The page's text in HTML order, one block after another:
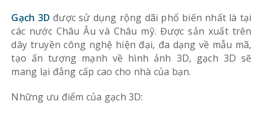
Gạch 3D được sử dụng rộng dãi phổ biến nhất là tại
các nước Châu Âu và Châu mỹ. Được sản xuất trên
dây truyền công nghệ hiện đại, đa dạng về mẫu mã,
tạo ấn tượng mạnh về hình ảnh 3D, gạch 3D sẽ
mang lại đẳng cấp cao cho nhà của bạn.
Những ưu điểm của gạch 3D: